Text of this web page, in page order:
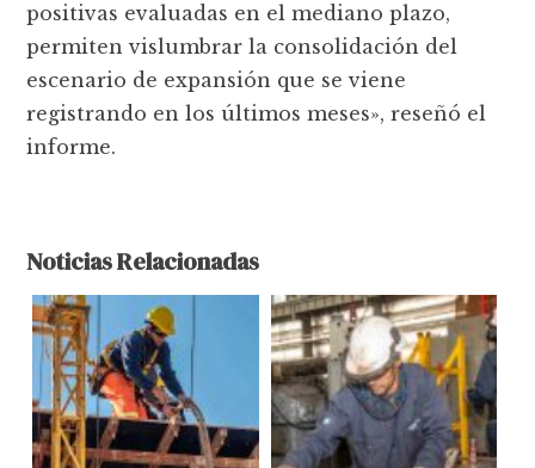
positivas evaluadas en el mediano plazo,
permiten vislumbrar la consolidación del
escenario de expansión que se viene
registrando en los últimos meses», reseñó el
informe.
Noticias Relacionadas